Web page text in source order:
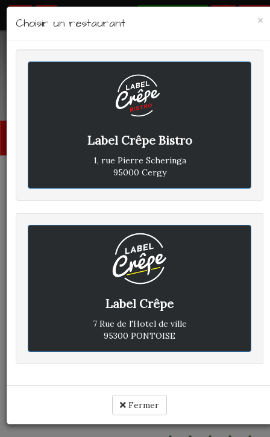
LABEL CRÊPE - BISTRO
CLIENT A A
ÉCRIT LE VENDREDI 2 JUILLET
Comme toujours, excellent !!
Ambiance :
×
Choisir un restaurant
Label Crêpe Bistro
1, rue Pierre Scheringa
95000 Cergy
Label Crêpe
7 Rue de l'Hotel de ville
95300 PONTOISE
Fermer